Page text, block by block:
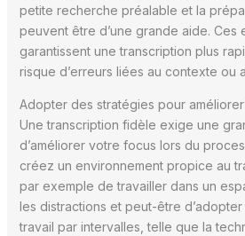
petite recherche préalable et la
peuvent être d’une grande aide. Ces
garantissent une transcription plus
risque d’erreurs liées au contexte ou
Adopter des stratégies pour
Une transcription fidèle exige une
d’améliorer votre focus lors du
créez un environnement propice au
par exemple de travailler dans un
les distractions et peut-être
travail par intervalles, telle que la